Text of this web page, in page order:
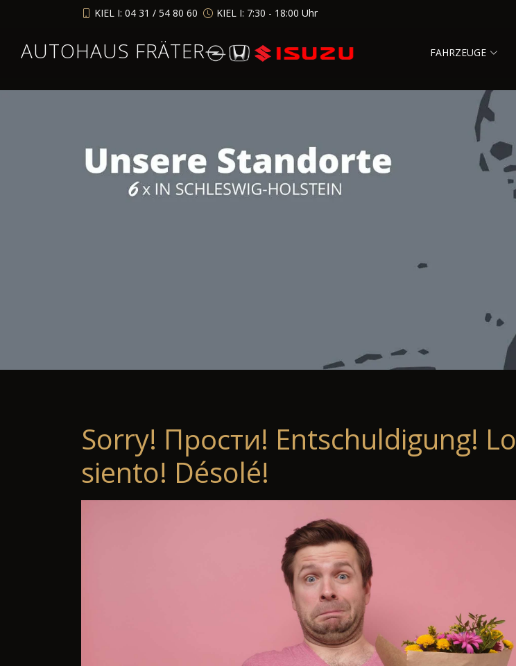
KIEL I: 04 31 / 54 80 60 KIEL I: 7:30 - 18:00 Uhr
AUTOHAUS FRÄTER FAHRZEUGE
Sorry! Прости! Entschuldigung! Lo
siento! Désolé!